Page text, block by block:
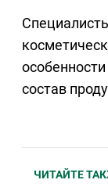
состав
ЧИТАЙТЕ